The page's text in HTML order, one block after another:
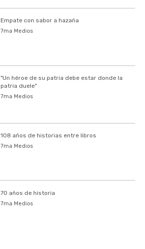
Empate con sabor a hazaña
7ma Medios
"Un héroe de su patria debe estar donde la
patria duele"
7ma Medios
108 años de historias entre libros
7ma Medios
70 años de historia
7ma Medios